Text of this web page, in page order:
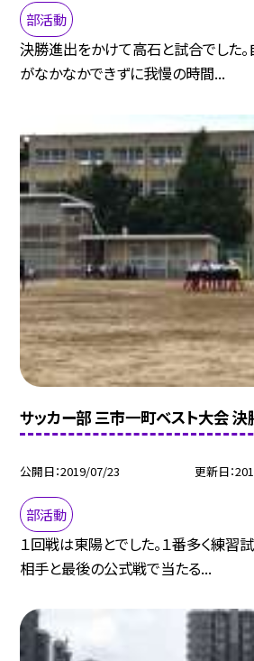
部活動
決勝進出をかけて高石と試合でした
がなかなかできずに我慢の時間...
サッカー部 三市一町ベスト大会 決
公開日 2019/07/23 更新日
部活動
１回戦は東陽とでした。１番多く練習
相手と最後の公式戦で当たる...